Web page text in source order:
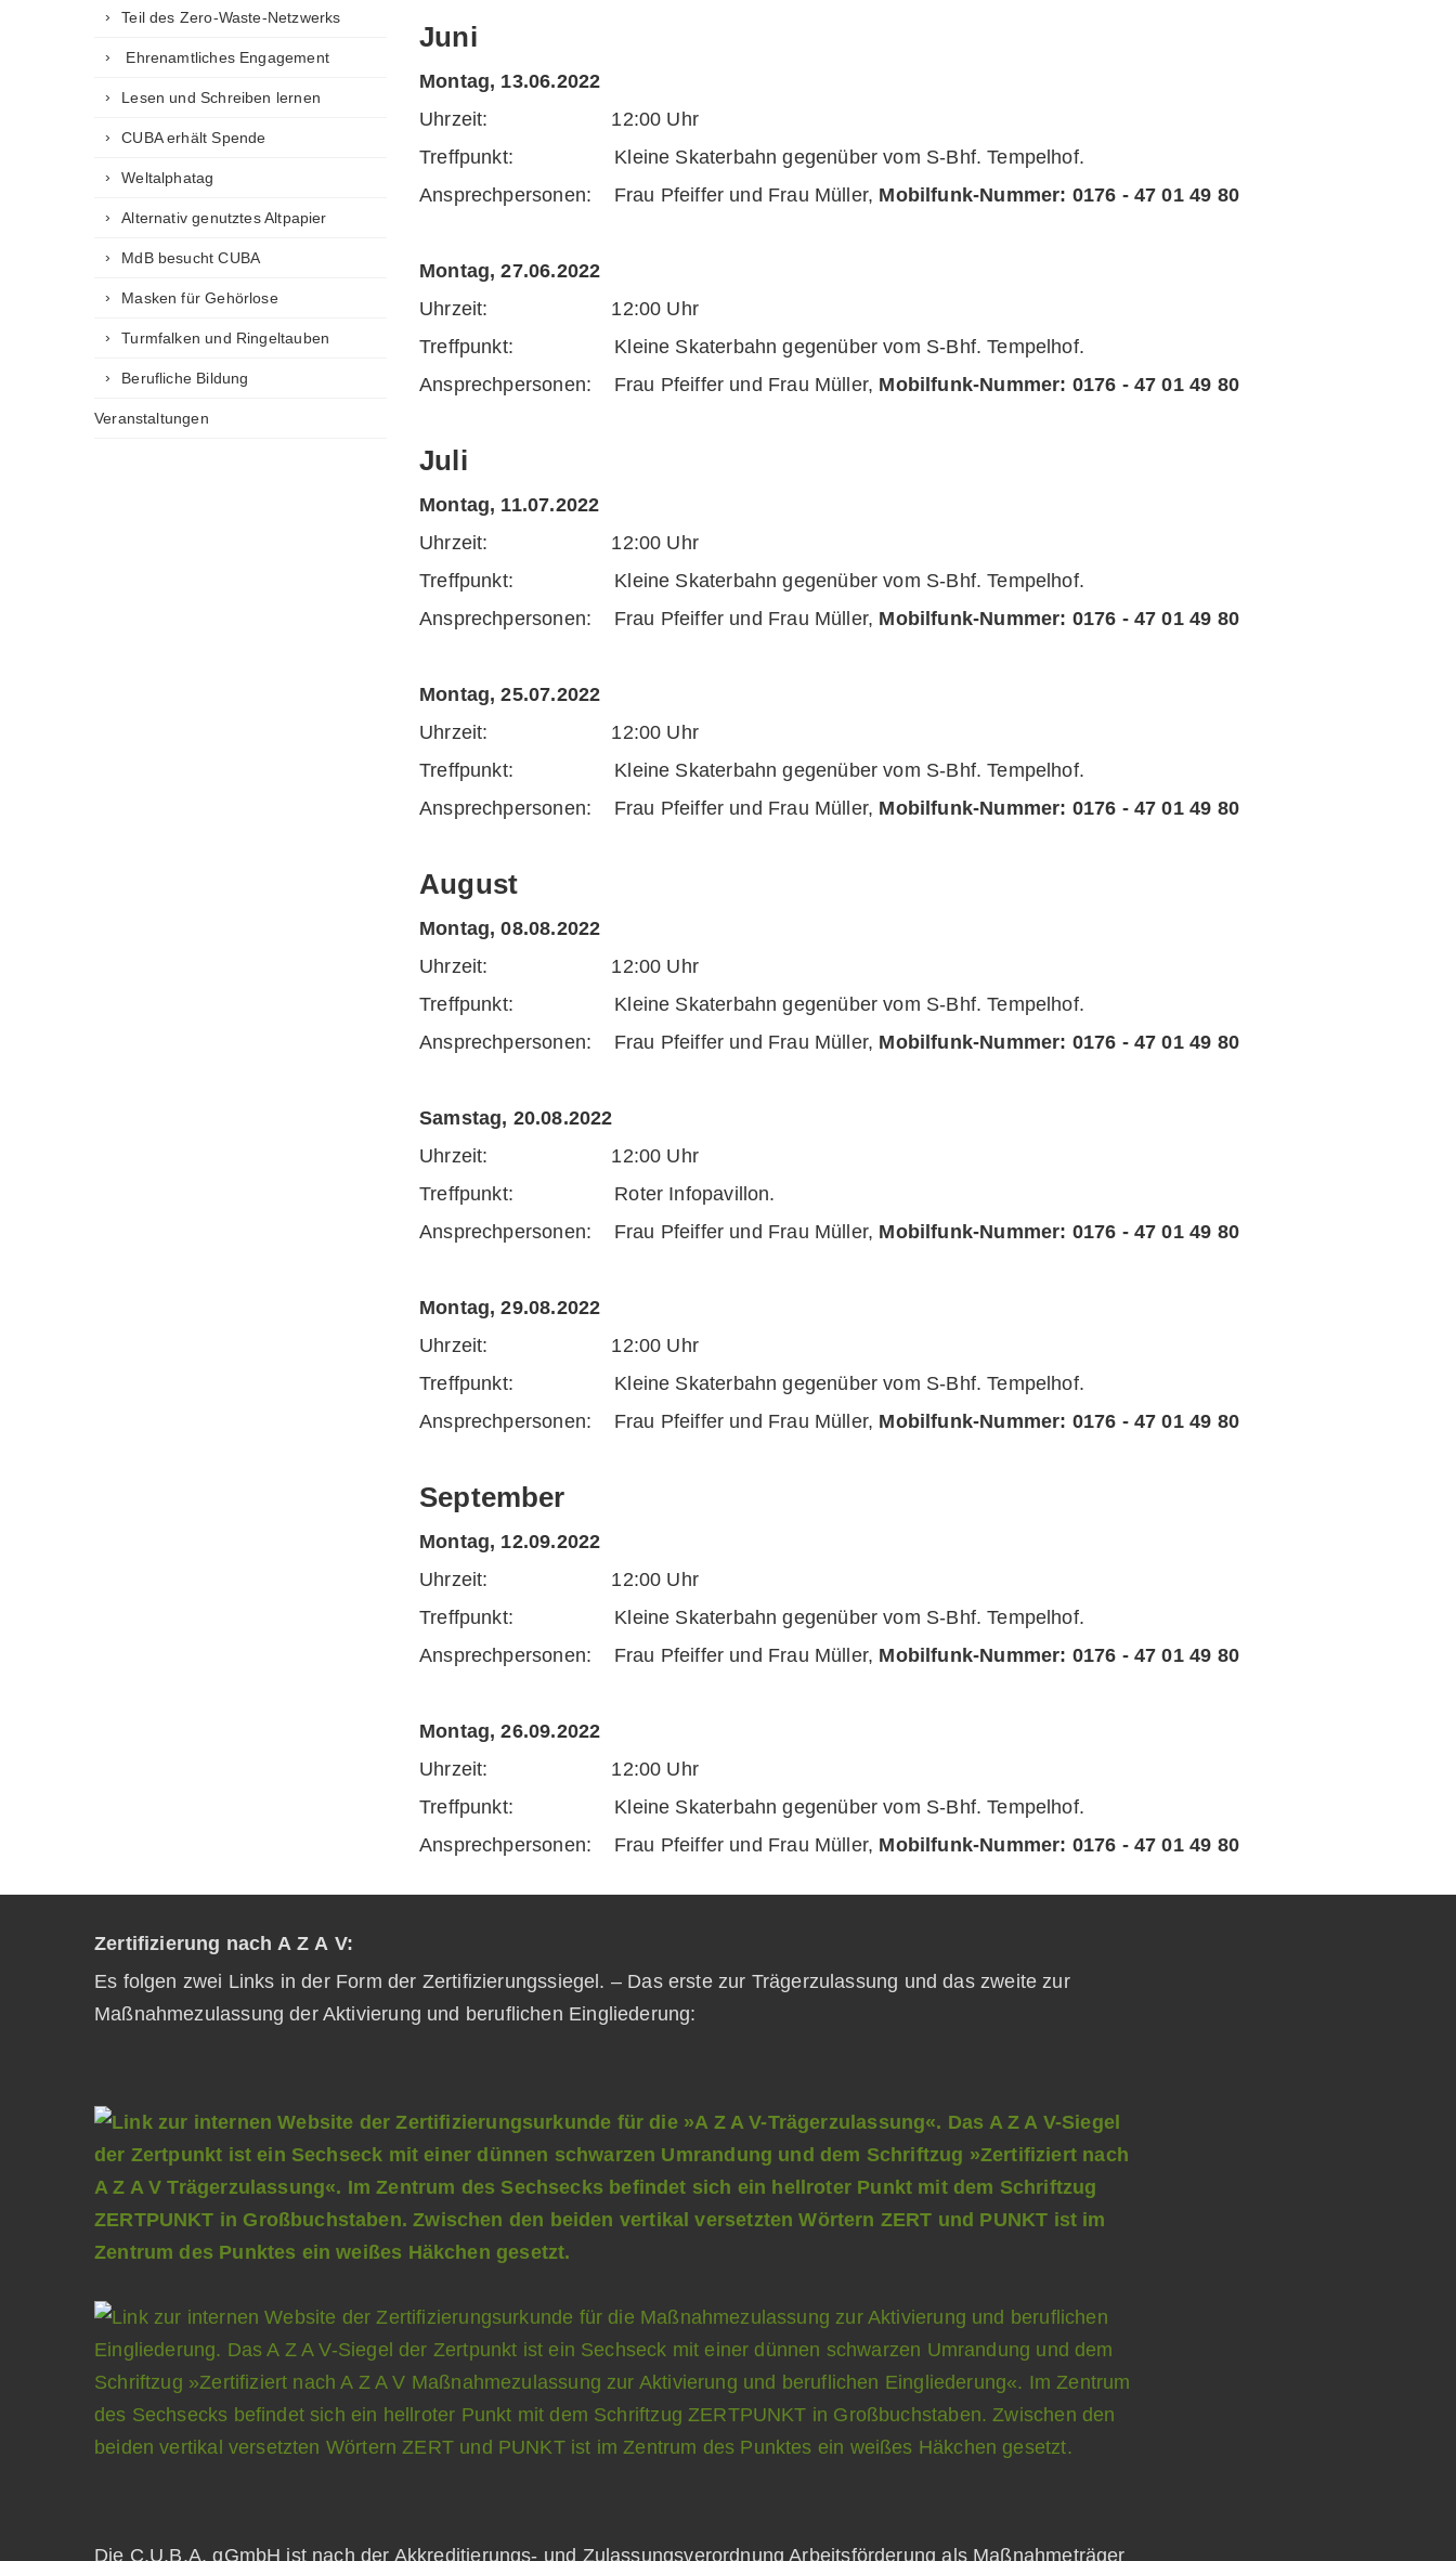
Juni
Montag, 13.06.2022
Uhrzeit: 12:00 Uhr
Treffpunkt: Kleine Skaterbahn gegenüber vom S-Bhf. Tempelhof.
Ansprechpersonen: Frau Pfeiffer und Frau Müller, Mobilfunk-Nummer: 0176 - 47 01 49 80
Montag, 27.06.2022
Uhrzeit: 12:00 Uhr
Treffpunkt: Kleine Skaterbahn gegenüber vom S-Bhf. Tempelhof.
Ansprechpersonen: Frau Pfeiffer und Frau Müller, Mobilfunk-Nummer: 0176 - 47 01 49 80
Juli
Montag, 11.07.2022
Uhrzeit: 12:00 Uhr
Treffpunkt: Kleine Skaterbahn gegenüber vom S-Bhf. Tempelhof.
Ansprechpersonen: Frau Pfeiffer und Frau Müller, Mobilfunk-Nummer: 0176 - 47 01 49 80
Montag, 25.07.2022
Uhrzeit: 12:00 Uhr
Treffpunkt: Kleine Skaterbahn gegenüber vom S-Bhf. Tempelhof.
Ansprechpersonen: Frau Pfeiffer und Frau Müller, Mobilfunk-Nummer: 0176 - 47 01 49 80
August
Montag, 08.08.2022
Uhrzeit: 12:00 Uhr
Treffpunkt: Kleine Skaterbahn gegenüber vom S-Bhf. Tempelhof.
Ansprechpersonen: Frau Pfeiffer und Frau Müller, Mobilfunk-Nummer: 0176 - 47 01 49 80
Samstag, 20.08.2022
Uhrzeit: 12:00 Uhr
Treffpunkt: Roter Infopavillon.
Ansprechpersonen: Frau Pfeiffer und Frau Müller, Mobilfunk-Nummer: 0176 - 47 01 49 80
Montag, 29.08.2022
Uhrzeit: 12:00 Uhr
Treffpunkt: Kleine Skaterbahn gegenüber vom S-Bhf. Tempelhof.
Ansprechpersonen: Frau Pfeiffer und Frau Müller, Mobilfunk-Nummer: 0176 - 47 01 49 80
September
Montag, 12.09.2022
Uhrzeit: 12:00 Uhr
Treffpunkt: Kleine Skaterbahn gegenüber vom S-Bhf. Tempelhof.
Ansprechpersonen: Frau Pfeiffer und Frau Müller, Mobilfunk-Nummer: 0176 - 47 01 49 80
Montag, 26.09.2022
Uhrzeit: 12:00 Uhr
Treffpunkt: Kleine Skaterbahn gegenüber vom S-Bhf. Tempelhof.
Ansprechpersonen: Frau Pfeiffer und Frau Müller, Mobilfunk-Nummer: 0176 - 47 01 49 80
Teil des Zero-Waste-Netzwerks
Ehrenamtliches Engagement
Lesen und Schreiben lernen
CUBA erhält Spende
Weltalphatag
Alternativ genutztes Altpapier
MdB besucht CUBA
Masken für Gehörlose
Turmfalken und Ringeltauben
Berufliche Bildung
Veranstaltungen
Zertifizierung nach A Z A V:
Es folgen zwei Links in der Form der Zertifizierungssiegel. – Das erste zur Trägerzulassung und das zweite zur
Maßnahmezulassung der Aktivierung und beruflichen Eingliederung:
Die C.U.B.A. gGmbH ist nach der Akkreditierungs- und Zulassungsverordnung Arbeitsförderung als Maßnahmeträger